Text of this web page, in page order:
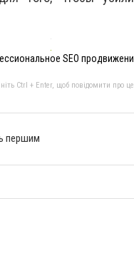
SEO
Ctrl + Enter, щоб повідомити про
першим